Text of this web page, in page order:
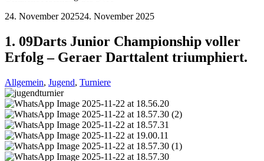
24. November 202524. November 2025
1. 09Darts Junior Championship voller
Erfolg – Geraer Darttalent triumphiert.
Allgemein, Jugend, Turniere